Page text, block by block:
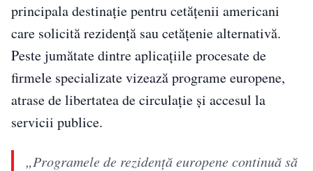
principala destinație pentru cetățenii americani
care solicită rezidență sau cetățenie alternativă.
Peste jumătate dintre aplicațiile procesate de
firmele specializate vizează programe europene,
atrase de libertatea de circulație și accesul la
servicii publice.
„Programele de rezidență europene continuă să